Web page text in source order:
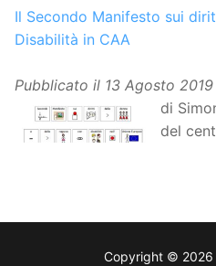
Il Secondo Manifesto sui
Disabilità in CAA
Pubblicato il 13 Agosto
di
del
aumentativa alternativa
Copyright © 2026